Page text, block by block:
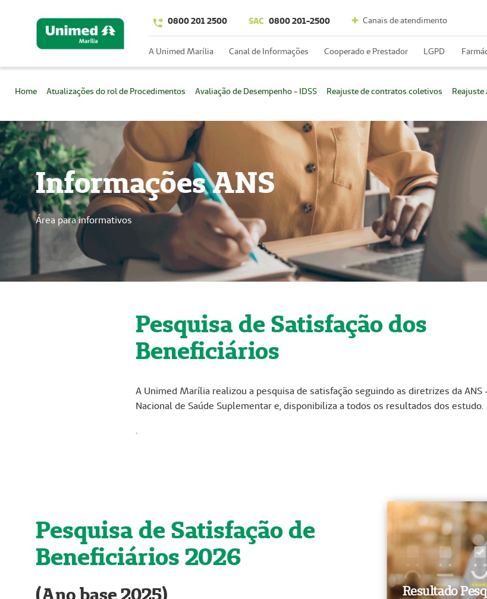
0800 201 2500 SAC 0800 201-2500 Canais de atendimento
A Unimed Marília Canal de Informações Cooperado e Prestador LGPD
Home Atualizações do rol de Procedimentos Avaliação de Desempenho - IDSS Reajuste de contratos coletivos Reajuste
Informações ANS
Área para informativos
Pesquisa de Satisfação dos
Beneficiários
A Unimed Marília realizou a pesquisa de satisfação seguindo as diretrizes da ANS
Nacional de Saúde Suplementar e, disponibiliza a todos os resultados dos estudo.
.
Pesquisa de Satisfação de
Beneficiários 2026
Resultado